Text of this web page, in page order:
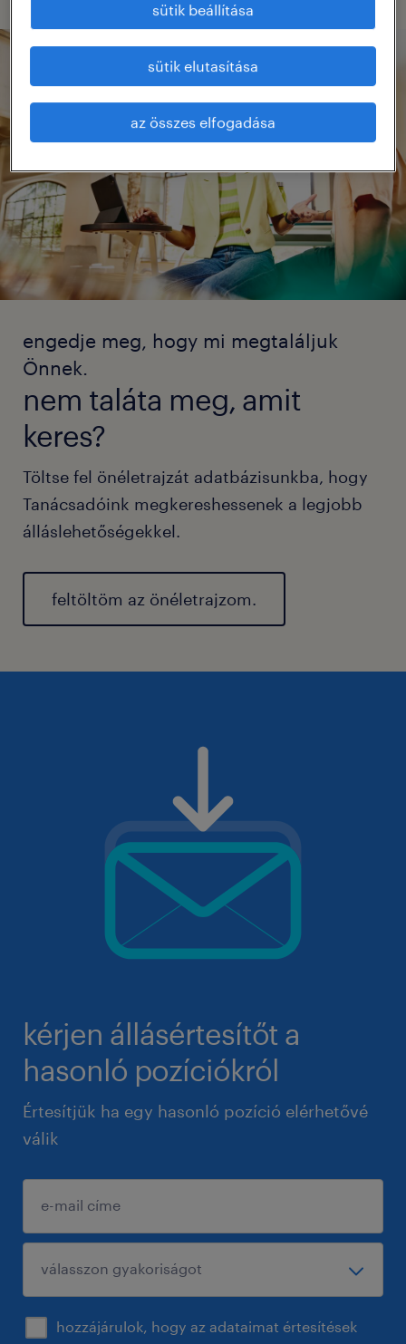
engedje meg, hogy mi megtaláljuk
Önnek.
nem taláta meg, amit
keres?
Töltse fel önéletrajzát adatbázisunkba, hogy
Tanácsadóink megkereshessenek a legjobb
álláslehetőségekkel.
feltöltöm az önéletrajzom.
kérjen állásértesítőt a
hasonló pozíciókról
Értesítjük ha egy hasonló pozíció elérhetővé
válik
hozzájárulok, hogy az adataimat értesítések
sütik beállítása
sütik elutasítása
az összes elfogadása